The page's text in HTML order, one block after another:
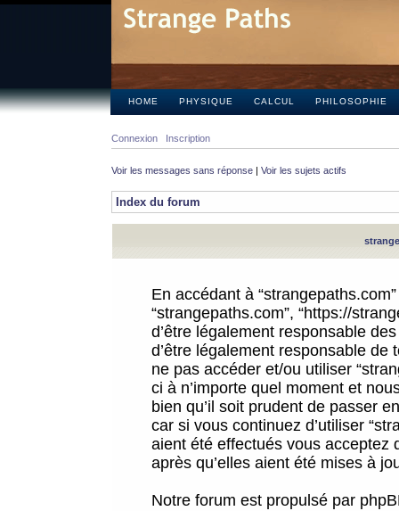
HOME PHYSIQUE CALCUL PHILOSOPHIE
Connexion Inscription
Voir les messages sans réponse | Voir les sujets actifs
Index du forum
En accédant à
“strangepaths.com”, “https://
d’être légalement responsable
d’être légalement responsable
ne pas accéder et/ou utiliser
ci à n’importe quel moment et
bien qu’il soit prudent de passer
car si vous continuez d’utiliser
aient été effectués vous acceptez
après qu’elles aient été mises à
Notre forum est propulsé par